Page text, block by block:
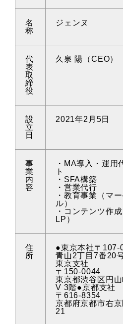
名
称
ジェンヌ
代
表
取
締
役
久泉 陽（CEO）
設
立
日
2021年2月5日
事
業
内
容
・MA導入・運用
ト
・SFA構築
・営業代行
・教育事業（マ
ル）
・コンテンツ作
LP）
住
所
●東京本社〒107-
青山2丁目7番20
東京支社
〒150-0044
東京都渋谷区円
V 3階●京都支社
〒616-8354
京都府京都市右
21